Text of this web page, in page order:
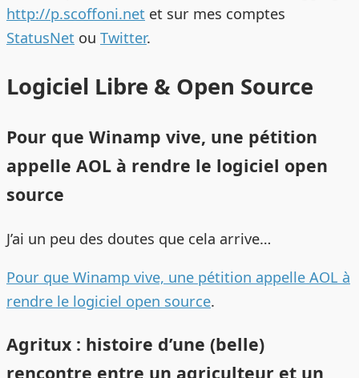
http://p.scoffoni.net et sur mes comptes
StatusNet ou Twitter.
Logiciel Libre & Open Source
Pour que Winamp vive, une pétition
appelle AOL à rendre le logiciel open
source
J’ai un peu des doutes que cela arrive…
Pour que Winamp vive, une pétition appelle AOL à
rendre le logiciel open source.
Agritux : histoire d’une (belle)
rencontre entre un agriculteur et un